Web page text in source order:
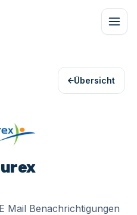
Übersicht
Mail Benachrichtigungen